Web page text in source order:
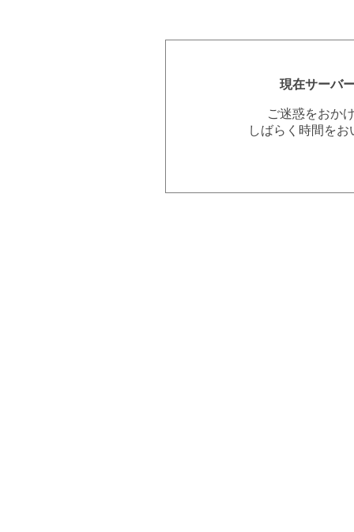
現在サーバ
ご迷惑をおか
しばらく時間を